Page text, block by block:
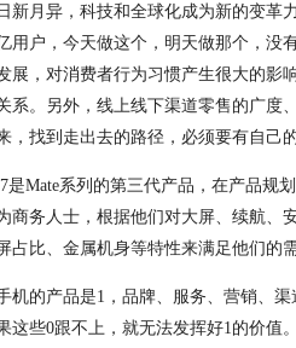
新月异，科技和全球化成为新的变革
用户，今天做这个，明天做那个，没
展，对消费者行为习惯产生很大的影
系。另外，线上线下渠道零售的广度
，找到走出去的路径，必须要有自己
是Mate系列的第三代产品，在产品规
商务人士，根据他们对大屏、续航、
占比、金属机身等特性来满足他们的需
机的产品是1，品牌、服务、营销、
这些0跟不上，就无法发挥好1的价值